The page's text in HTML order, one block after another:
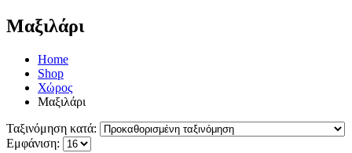
Μαξιλάρι
Home
Shop
Χώρος
Μαξιλάρι
Ταξινόμηση κατά:
Εμφάνιση: